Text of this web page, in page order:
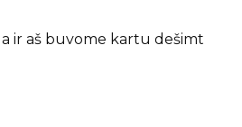
ir aš buvome kartu dešimt